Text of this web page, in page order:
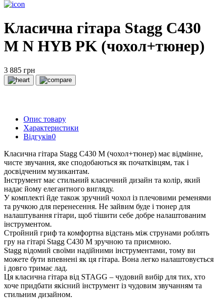
Класична гітара Stagg C430
M N HYB PK (чохол+тюнер)
3 885 грн
Опис товару
Характеристики
Відгуків0
Класична гітара Stagg C430 M (чохол+тюнер) має відмінне,
чисте звучання, яке сподобаються як початківцям, так і
досвідченим музикантам.
Інструмент має стильний класичний дизайн та колір, який
надає йому елегантного вигляду.
У комплекті йде також зручний чохол із плечовими ременями
та ручкою для перенесення. Не зайвим буде і тюнер для
налаштування гітари, щоб тішити себе добре налаштованим
інструментом.
Стройний гриф та комфортна відстань між струнами роблять
гру на гітарі Stagg C430 M зручною та приємною.
Stagg відомий своїми надійними інструментами, тому ви
можете бути впевнені як ця гітара. Вона легко налаштовується
і довго тримає лад.
Ця класична гітара від STAGG – чудовий вибір для тих, хто
хоче придбати якісний інструмент із чудовим звучанням та
стильним дизайном.